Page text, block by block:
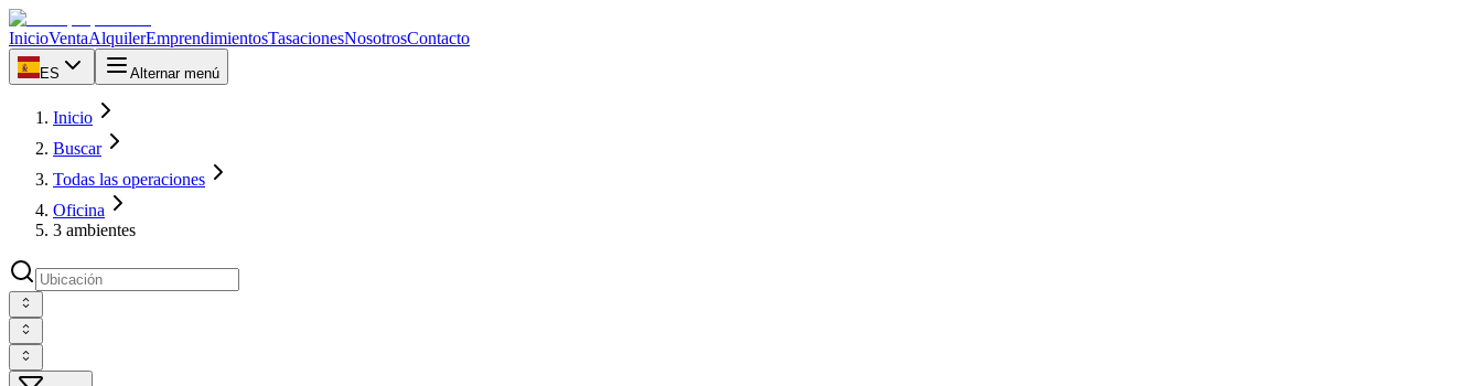
InicioVentaAlquilerEmprendimientosTasacionesNosotrosContacto
ES Alternar menú
Inicio
Buscar
Todas las operaciones
Oficina
3 ambientes